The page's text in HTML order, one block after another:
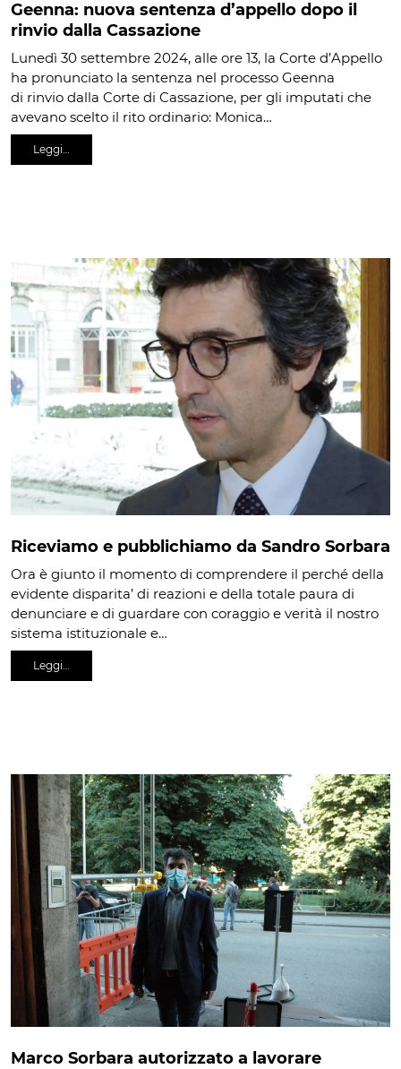
Geenna: nuova sentenza d’appello dopo il
rinvio dalla Cassazione
Lunedì 30 settembre 2024, alle ore 13, la Corte d’Appello
ha pronunciato la sentenza nel processo Geenna
di rinvio dalla Corte di Cassazione, per gli imputati che
avevano scelto il rito ordinario: Monica…
Leggi…
Riceviamo e pubblichiamo da Sandro Sorbara
Ora è giunto il momento di comprendere il perché della
evidente disparita’ di reazioni e della totale paura di
denunciare e di guardare con coraggio e verità il nostro
sistema istituzionale e…
Leggi…
Marco Sorbara autorizzato a lavorare